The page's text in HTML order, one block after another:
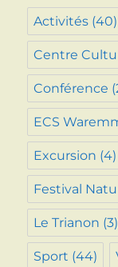
Activités (40)
Centre
Conférence
ECS
Excursion (4)
Festival
Le Trianon (3)
Sport (44)